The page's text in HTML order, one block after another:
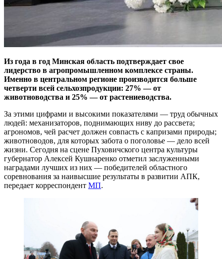
Из года в год Минская область подтверждает свое
лидерство в агропромышленном комплексе страны.
Именно в центральном регионе производится больше
четверти всей сельхозпродукции: 27% — от
животноводства и 25% — от растениеводства.
За этими цифрами и высокими показателями — труд обычных
людей: механизаторов, поднимающих ниву до рассвета;
агрономов, чей расчет должен совпасть с капризами природы;
животноводов, для которых забота о поголовье — дело всей
жизни. Сегодня на сцене Пуховичского центра культуры
губернатор Алексей Кушнаренко отметил заслуженными
наградами лучших из них — победителей областного
соревнования за наивысшие результаты в развитии АПК,
передает корреспондент МП.